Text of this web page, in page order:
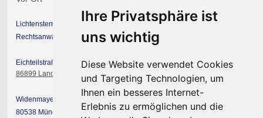
Ihre Privatsphäre ist
uns wichtig
Diese Website verwendet Cookies
und Targeting Technologien, um
Ihnen ein besseres Internet-
Erlebnis zu ermöglichen und die
Lichtenstern & Partner mbB
Rechtsanwälte Steuerberater
Eichteilstraße 19
86899 Landsberg am Lech
Widenmayerstraße 49
80538 München